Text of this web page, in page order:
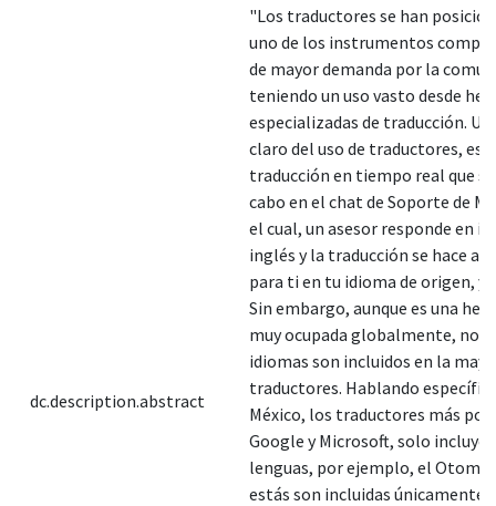
dc.description.abstract
"Los traductores se han
uno de los instrumentos
de mayor demanda por la
teniendo un uso vasto desde
especializadas de traducción.
claro del uso de traductores, es
traducción en tiempo real que
cabo en el chat de Soporte de
el cual, un asesor responde en
inglés y la traducción se hace al
para ti en tu idioma de origen, y
Sin embargo, aunque es una
muy ocupada globalmente, no
idiomas son incluidos en la
traductores. Hablando
México, los traductores más
Google y Microsoft, solo
lenguas, por ejemplo, el Otomí y
estás son incluidas únicamente